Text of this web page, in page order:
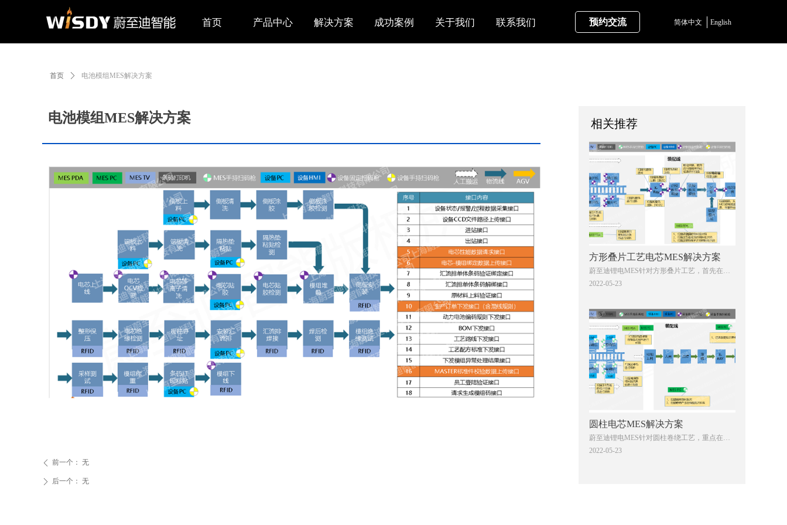
首页 产品中心 解决方案 成功案例 关于我们 联系我们 预约交流 简体中文 English
电池模组MES解决方案
首页 ꄲ 电池模组MES解决方案
ꄴ 前一个： 无
ꄲ 后一个： 无
相关推荐
方形叠片工艺电芯MES解决方案
蔚至迪锂电MES针对方形叠片工艺，首先在追
溯链搭建过程中，充分考虑三码合一，即裸电
个电芯单体进行记录和管控，确保人机料法环
测各个维度的数据均实现应采尽采、应管尽
管，保障生产过程的稳定可控，协助电池企业
降本增效。
2022-05-23
圆柱电芯MES解决方案
蔚至迪锂电MES针对圆柱卷绕工艺，重点在于
实现装配生产过程的各类批次管理，确保在裸
2022-05-23